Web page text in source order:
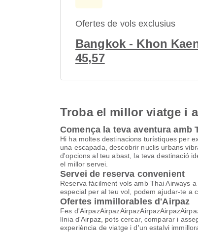
Ofertes de vols exclusius
Bangkok - Khon
45,57
Troba el millor viatge i
Comença la teva aventura amb
Hi ha moltes destinacions turístiques per
una escapada, descobrir nuclis urbans
d'opcions al teu abast, la teva destinació
el millor servei.
Servei de reserva convenient
Reserva fàcilment vols amb Thai Airways
especial per al teu vol, podem ajudar-te a
Ofertes immillorables d'Airpaz
Fes
línia d'Airpaz, pots cercar, comparar i
experiència de viatge i d'un estalvi